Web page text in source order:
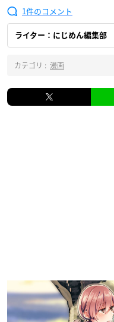
1
ライター：にじめん編集部
カテゴリ : 漫画